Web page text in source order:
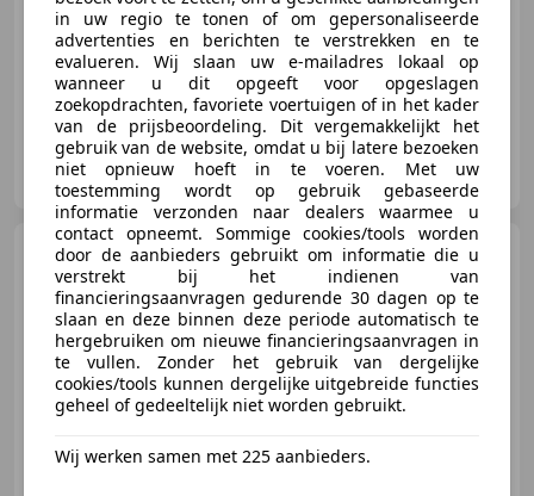
07/2020 158.053 km Benzine
74 kW (101 PK)
Visser & Tromp Automotive
NL-1822 BZ ALKMAAR
Peugeot Bipper Tepee 1.4i
| Rouge Lucifer| Airco | Hoge
Instap |
€ 3.725
in uw regio te tonen of om gepersonaliseerde
advertenties en berichten te verstrekken en te
evalueren. Wij slaan uw e-mailadres lokaal op
wanneer u dit opgeeft voor opgeslagen
zoekopdrachten, favoriete voertuigen of in het kader
van de prijsbeoordeling. Dit vergemakkelijkt het
gebruik van de website, omdat u bij latere bezoeken
niet opnieuw hoeft in te voeren. Met uw
toestemming wordt op gebruik gebaseerde
informatie verzonden naar dealers waarmee u
contact opneemt. Sommige cookies/tools worden
door de aanbieders gebruikt om informatie die u
verstrekt bij het indienen van
financieringsaanvragen gedurende 30 dagen op te
slaan en deze binnen deze periode automatisch te
hergebruiken om nieuwe financieringsaanvragen in
te vullen. Zonder het gebruik van dergelijke
cookies/tools kunnen dergelijke uitgebreide functies
geheel of gedeeltelijk niet worden gebruikt.
Wij werken samen met 225 aanbieders.